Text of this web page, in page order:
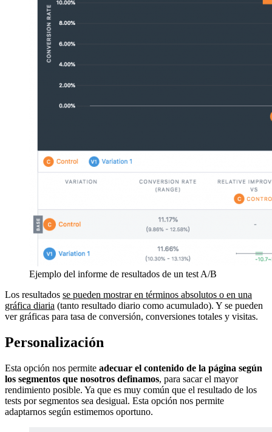
Ejemplo del informe de resultados de un test A/B
Los resultados se pueden mostrar en términos absolutos o en una
gráfica diaria (tanto resultado diario como acumulado). Y se pueden
ver gráficas para tasa de conversión, conversiones totales y visitas.
Personalización
Esta opción nos permite adecuar el contenido de la página según
los segmentos que nosotros definamos, para sacar el mayor
rendimiento posible. Ya que es muy común que el resultado de los
tests por segmentos sea desigual. Esta opción nos permite
adaptarnos según estimemos oportuno.